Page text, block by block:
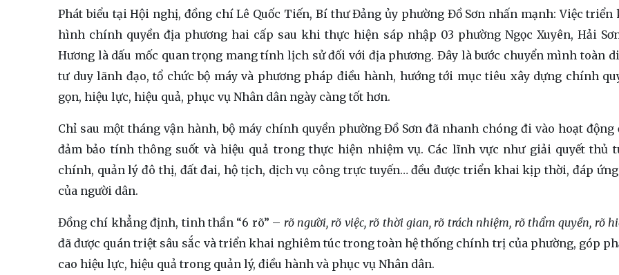
Phát biểu tại Hội nghị, đồng chí Lê Quốc Tiến, Bí thư Đảng ủy phường Đồ Sơn nhấn mạnh: Việc triển
hình chính quyền địa phương hai cấp sau khi thực hiện sáp nhập 03 phường Ngọc Xuyên, Hải
Hương là dấu mốc quan trọng mang tính lịch sử đối với địa phương. Đây là bước chuyển mình toàn
tư duy lãnh đạo, tổ chức bộ máy và phương pháp điều hành, hướng tới mục tiêu xây dựng chính
gọn, hiệu lực, hiệu quả, phục vụ Nhân dân ngày càng tốt hơn.
Chỉ sau một tháng vận hành, bộ máy chính quyền phường Đồ Sơn đã nhanh chóng đi vào hoạt động
đảm bảo tính thông suốt và hiệu quả trong thực hiện nhiệm vụ. Các lĩnh vực như giải quyết thủ
chính, quản lý đô thị, đất đai, hộ tịch, dịch vụ công trực tuyến… đều được triển khai kịp thời, đáp ứng
của người dân.
Đồng chí khẳng định, tinh thần “6 rõ” – rõ người, rõ việc, rõ thời gian, rõ trách nhiệm, rõ thẩm quyền, rõ
đã được quán triệt sâu sắc và triển khai nghiêm túc trong toàn hệ thống chính trị của phường, góp
cao hiệu lực, hiệu quả trong quản lý, điều hành và phục vụ Nhân dân.